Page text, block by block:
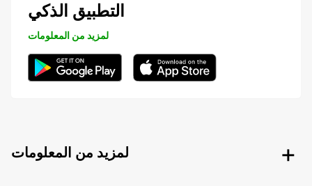
التطبيق الذكي
لمزيد من المعلومات
لمزيد من المعلومات